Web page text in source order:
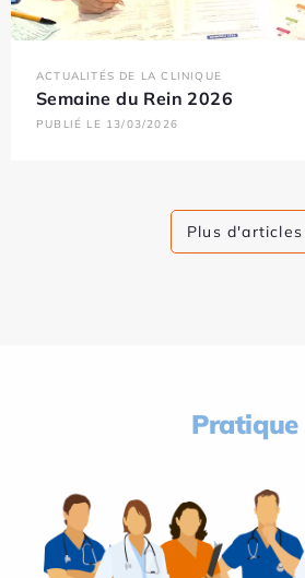
ACTUALITÉS DE LA CLINIQUE
Semaine du Rein 2026
PUBLIÉ LE 13/03/2026
Plus d'articles
Pratique